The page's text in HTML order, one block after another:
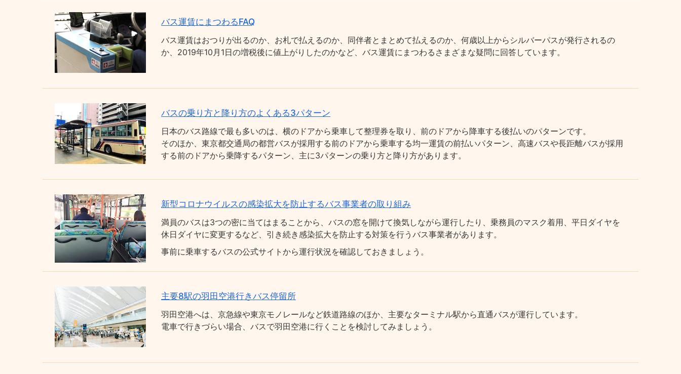
バス運賃にまつわるFAQ
バス運賃はおつりが出るのか、お札で払えるのか、同伴者とまとめて払えるのか、何歳以上からシルバーパスが発行されるの
か、2019年10月1日の増税後に値上がりしたのかなど、バス運賃にまつわるさまざまな疑問に回答しています。
バスの乗り方と降り方のよくある3パターン
日本のバス路線で最も多いのは、横のドアから乗車して整理券を取り、前のドアから降車する後払いのパターンです。
そのほか、東京都交通局の都営バスが採用する前のドアから乗車する均一運賃の前払いパターン、高速バスや長距離バスが採用
する前のドアから乗降するパターン、主に3パターンの乗り方と降り方があります。
新型コロナウイルスの感染拡大を防止するバス事業者の取り組み
満員のバスは3つの密に当てはまることから、バスの窓を開けて換気しながら運行したり、乗務員のマスク着用、平日ダイヤを
休日ダイヤに変更するなど、引き続き感染拡大を防止する対策を行うバス事業者があります。
事前に乗車するバスの公式サイトから運行状況を確認しておきましょう。
主要8駅の羽田空港行きバス停留所
羽田空港へは、京急線や東京モノレールなど鉄道路線のほか、主要なターミナル駅から直通バスが運行しています。
電車で行きづらい場合、バスで羽田空港に行くことを検討してみましょう。